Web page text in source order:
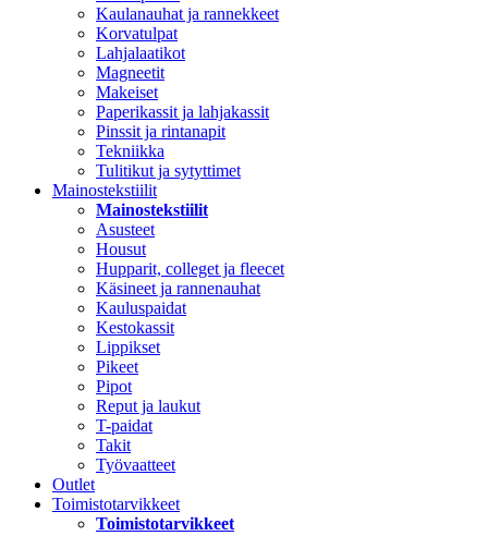
Kaulanauhat ja rannekkeet
Korvatulpat
Lahjalaatikot
Magneetit
Makeiset
Paperikassit ja lahjakassit
Pinssit ja rintanapit
Tekniikka
Tulitikut ja sytyttimet
Mainostekstiilit
Mainostekstiilit
Asusteet
Housut
Hupparit, colleget ja fleecet
Käsineet ja rannenauhat
Kauluspaidat
Kestokassit
Lippikset
Pikeet
Pipot
Reput ja laukut
T-paidat
Takit
Työvaatteet
Outlet
Toimistotarvikkeet
Toimistotarvikkeet